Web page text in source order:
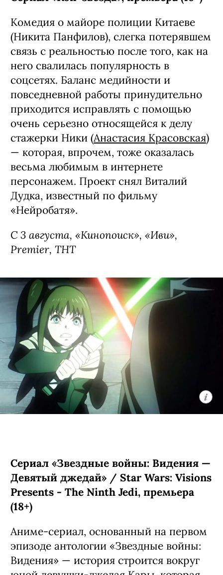
Сериал «Коп-звезда», премьера (16+)
Комедия о майоре полиции Китаеве
(Никита Панфилов), слегка потерявшем
связь с реальностью после того, как на
него свалилась популярность в
соцсетях. Баланс медийности и
повседневной работы принудительно
очень серьезно относящейся к делу
стажерки Ники (Анастасия Красовская
— которая, впрочем, тоже оказалась
весьма любимым в интернете
персонажем. Проект снял Виталий
Дудка, известный по фильму
«Нейробатя».
С 3 августа, «Кинопоиск», «Иви»,
Premier, ТНТ